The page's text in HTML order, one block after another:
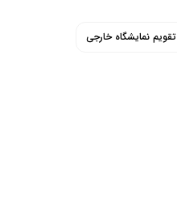
تقویم نمایشگاه خارجی